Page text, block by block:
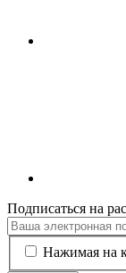
Подписаться на
Нажимая на